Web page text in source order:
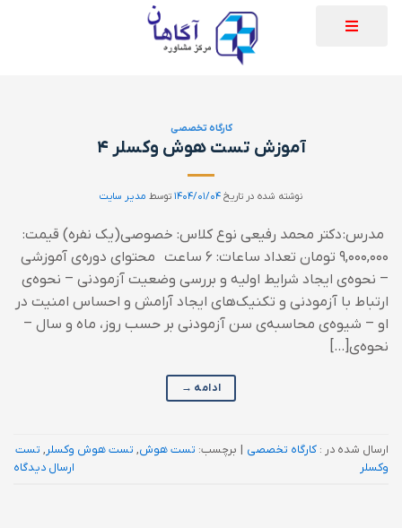
کارگاه تخصصی
آموزش تست هوش وکسلر ۴
نوشته شده در تاریخ ۱۴۰۴/۰۱/۰۴ توسط مدیر سایت
مدرس: دکتر محمد رفیعی نوع کلاس: خصوصی(یک نفره) قیمت:
۹,۰۰۰,۰۰۰ تومان تعداد ساعات: ۶ ساعت محتوای دوره‌ی آموزشی
– نحوه‌ی ایجاد شرایط اولیه و بررسی وضعیت آزمودنی – نحوه‌ی
ارتباط با آزمودنی و تکنیک‌های ایجاد آرامش و احساس امنیت در
او – شیوه‌ی محاسبه‌ی سن آزمودنی بر حسب روز، ماه و سال –
نحوه‌ی[…]
ادامه →
ارسال شده در : کارگاه تخصصی | برچسب: تست هوش, تست هوش وکسلر, تست
وکسلر
ارسال دیدگاه